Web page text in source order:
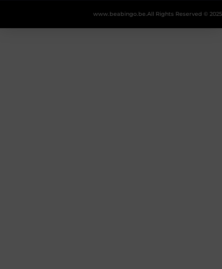
All Rights Reserved © 2025
www.beabingo.be.